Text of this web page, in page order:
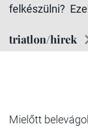
felkészülni?
triatlon/hirek
Mielőtt